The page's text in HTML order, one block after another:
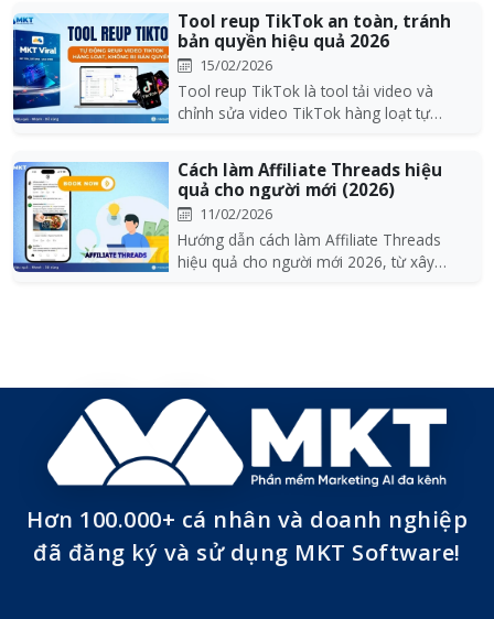
Tool reup TikTok an toàn, tránh
bản quyền hiệu quả 2026
15/02/2026
Tool reup TikTok là tool tải video và
chỉnh sửa video TikTok hàng loạt tự
Cách làm Affiliate Threads hiệu
quả cho người mới (2026)
11/02/2026
Hướng dẫn cách làm Affiliate Threads
hiệu quả cho người mới 2026, từ xây
Hơn 100.000+ cá nhân và doanh nghiệp
đã đăng ký và sử dụng MKT Software!